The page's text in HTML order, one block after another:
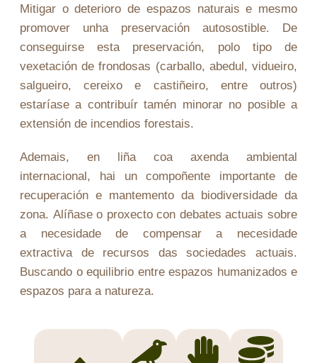
Mitigar o deterioro de espazos naturais e mesmo
promover unha preservación autosostible. De
conseguirse esta preservación, polo tipo de
vexetación de frondosas (carballo, abedul, vidueiro,
salgueiro, cereixo e castiñeiro, entre outros)
estaríase a contribuír tamén minorar no posible a
extensión de incendios forestais.
Ademais, en liña coa axenda ambiental
internacional, hai un compoñente importante de
recuperación e mantemento da biodiversidade da
zona. Alíñase o proxecto con debates actuais sobre
a necesidade de compensar a necesidade
extractiva de recursos das sociedades actuais.
Buscando o equilibrio entre espazos humanizados e
espazos para a natureza.